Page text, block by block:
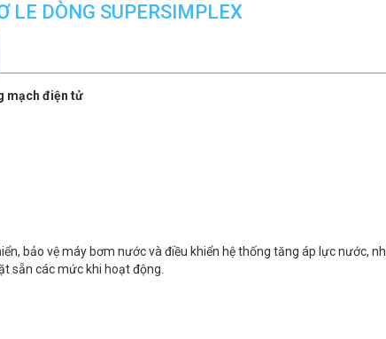
LE DÒNG SUPERSIMPLEX
mạch điện tử
bảo vệ máy bơm nước và điều khiển hệ thống tăng áp lực nước,
sẵn các mức khi hoạt động.